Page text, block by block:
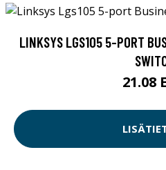
LINKSYS LGS105 5-PORT
21.08